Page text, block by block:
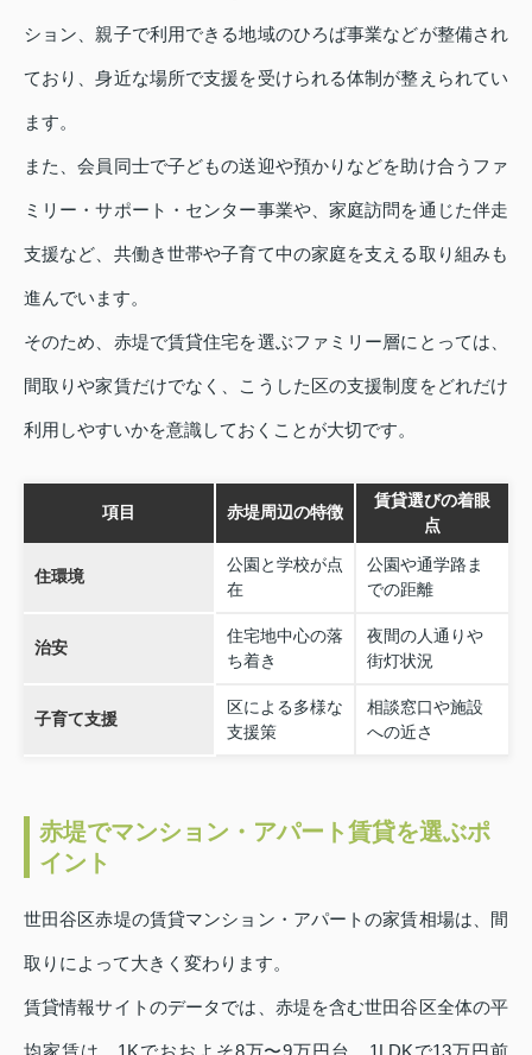
ション、親子で利用できる地域のひろば事業などが整備され
ており、身近な場所で支援を受けられる体制が整えられてい
ます。
また、会員同士で子どもの送迎や預かりなどを助け合うファ
ミリー・サポート・センター事業や、家庭訪問を通じた伴走
支援など、共働き世帯や子育て中の家庭を支える取り組みも
進んでいます。
そのため、赤堤で賃貸住宅を選ぶファミリー層にとっては、
間取りや家賃だけでなく、こうした区の支援制度をどれだけ
利用しやすいかを意識しておくことが大切です。
項目 赤堤周辺の特徴
賃貸選びの着眼
点
住環境
公園と学校が点
在
公園や通学路ま
での距離
治安
住宅地中心の落
ち着き
夜間の人通りや
街灯状況
子育て支援
区による多様な
支援策
相談窓口や施設
への近さ
赤堤でマンション・アパート賃貸を選ぶポ
イント
世田谷区赤堤の賃貸マンション・アパートの家賃相場は、間
取りによって大きく変わります。
賃貸情報サイトのデータでは、赤堤を含む世田谷区全体の平